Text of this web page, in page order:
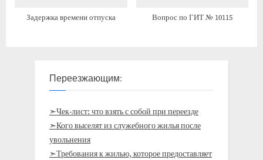
Задержка времени отпуска Вопрос по ГИТ № 10115
Переезжающим:
➣Чек-лист: что взять с собой при переезде
➣Кого выселят из служебного жилья после
увольнения
➣Требования к жилью, которое предоставляет